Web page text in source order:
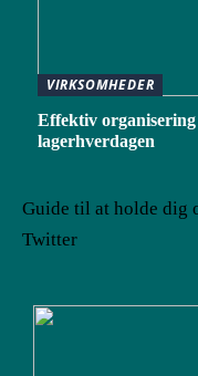
VIRKSOMHEDER
Effektiv
lagerhverdagen
Guide til at holde dig
Twitter